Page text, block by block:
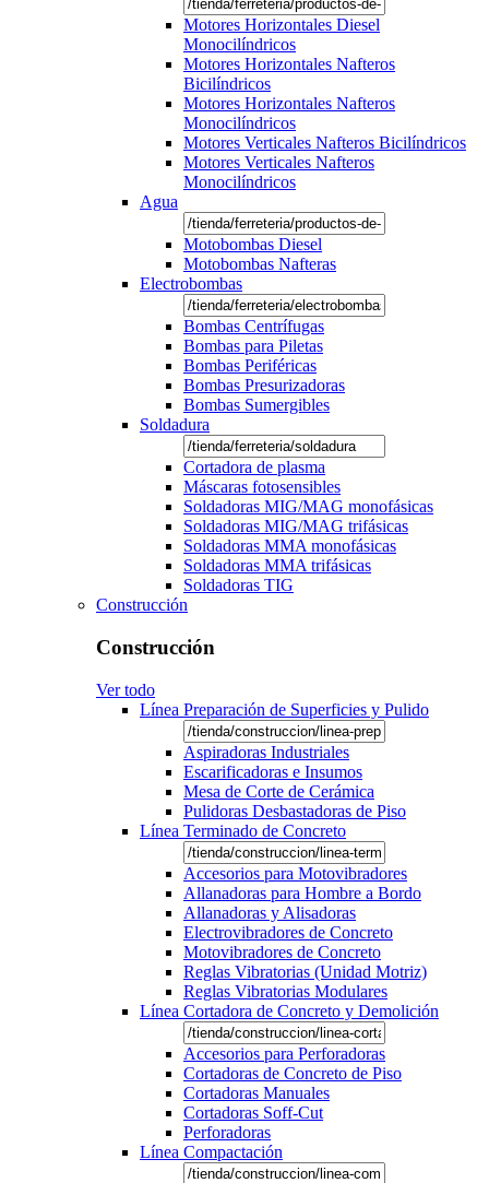
Motores Horizontales Diesel
Monocilíndricos
Motores Horizontales Nafteros
Bicilíndricos
Motores Horizontales Nafteros
Monocilíndricos
Motores Verticales Nafteros Bicilíndricos
Motores Verticales Nafteros
Monocilíndricos
Agua
Motobombas Diesel
Motobombas Nafteras
Electrobombas
Bombas Centrífugas
Bombas para Piletas
Bombas Periféricas
Bombas Presurizadoras
Bombas Sumergibles
Soldadura
Cortadora de plasma
Máscaras fotosensibles
Soldadoras MIG/MAG monofásicas
Soldadoras MIG/MAG trifásicas
Soldadoras MMA monofásicas
Soldadoras MMA trifásicas
Soldadoras TIG
Construcción
Construcción
Ver todo
Línea Preparación de Superficies y Pulido
Aspiradoras Industriales
Escarificadoras e Insumos
Mesa de Corte de Cerámica
Pulidoras Desbastadoras de Piso
Línea Terminado de Concreto
Accesorios para Motovibradores
Allanadoras para Hombre a Bordo
Allanadoras y Alisadoras
Electrovibradores de Concreto
Motovibradores de Concreto
Reglas Vibratorias (Unidad Motriz)
Reglas Vibratorias Modulares
Línea Cortadora de Concreto y Demolición
Accesorios para Perforadoras
Cortadoras de Concreto de Piso
Cortadoras Manuales
Cortadoras Soff-Cut
Perforadoras
Línea Compactación